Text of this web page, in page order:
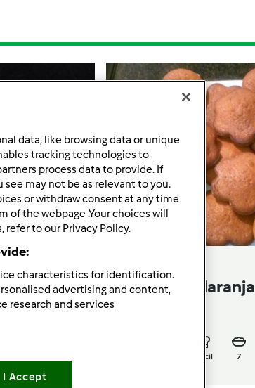
Delicias de laranja
Fácil 7
data, like browsing data or unique
tracking technologies to
process data to provide. If
may not be as relevant to you.
or withdraw consent at any time
of the webpage .Your choices will
to our Privacy Policy.
characteristics for identification.
advertising and content,
research and services
I Accept